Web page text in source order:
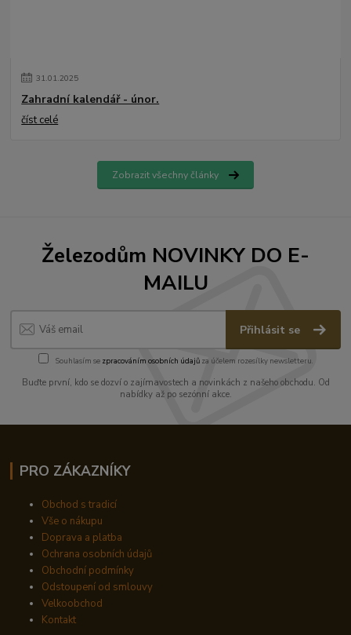
31.01.2025
Zahradní kalendář - únor.
číst celé
Zobrazit všechny články
Železodům NOVINKY DO E-
MAILU
Přihlásit se
Souhlasím se zpracováním osobních údajůza účelem rozesílky newsletteru.
Buďte první, kdo se dozví o zajímavostech a novinkách z našeho obchodu. Od
nabídky až po sezónní akce.
PRO ZÁKAZNÍKY
Obchod s tradicí
Vše o nákupu
Doprava a platba
Ochrana osobních údajů
Obchodní podmínky
Odstoupení od smlouvy
Velkoobchod
Kontakt